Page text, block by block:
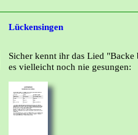
Lückensingen
Sicher kennt ihr das Lied
es vielleicht noch nie gesungen: